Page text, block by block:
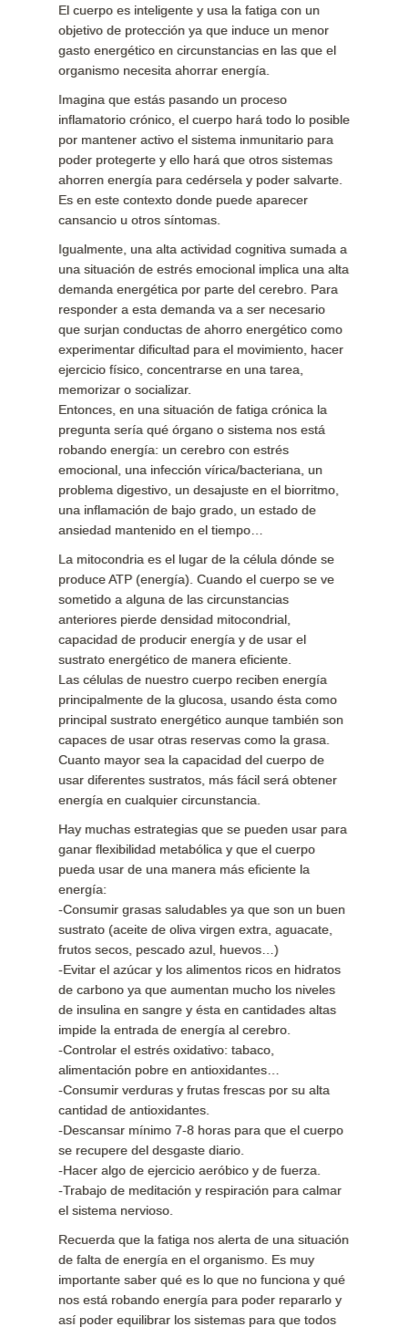
El cuerpo es inteligente y usa la fatiga con un
objetivo de protección ya que induce un menor
gasto energético en circunstancias en las que el
organismo necesita ahorrar energía.
Imagina que estás pasando un proceso
inflamatorio crónico, el cuerpo hará todo lo posible
por mantener activo el sistema inmunitario para
poder protegerte y ello hará que otros sistemas
ahorren energía para cedérsela y poder salvarte.
Es en este contexto donde puede aparecer
cansancio u otros síntomas.
Igualmente, una alta actividad cognitiva sumada a
una situación de estrés emocional implica una alta
demanda energética por parte del cerebro. Para
responder a esta demanda va a ser necesario
que surjan conductas de ahorro energético como
experimentar dificultad para el movimiento, hacer
ejercicio físico, concentrarse en una tarea,
memorizar o socializar.
Entonces, en una situación de fatiga crónica la
pregunta sería qué órgano o sistema nos está
robando energía: un cerebro con estrés
emocional, una infección vírica/bacteriana, un
problema digestivo, un desajuste en el biorritmo,
una inflamación de bajo grado, un estado de
ansiedad mantenido en el tiempo…
La mitocondria es el lugar de la célula dónde se
produce ATP (energía). Cuando el cuerpo se ve
sometido a alguna de las circunstancias
anteriores pierde densidad mitocondrial,
capacidad de producir energía y de usar el
sustrato energético de manera eficiente.
Las células de nuestro cuerpo reciben energía
principalmente de la glucosa, usando ésta como
principal sustrato energético aunque también son
capaces de usar otras reservas como la grasa.
Cuanto mayor sea la capacidad del cuerpo de
usar diferentes sustratos, más fácil será obtener
energía en cualquier circunstancia.
Hay muchas estrategias que se pueden usar para
ganar flexibilidad metabólica y que el cuerpo
pueda usar de una manera más eficiente la
energía:
-Consumir grasas saludables ya que son un buen
sustrato (aceite de oliva virgen extra, aguacate,
frutos secos, pescado azul, huevos…)
-Evitar el azúcar y los alimentos ricos en hidratos
de carbono ya que aumentan mucho los niveles
de insulina en sangre y ésta en cantidades altas
impide la entrada de energía al cerebro.
-Controlar el estrés oxidativo: tabaco,
alimentación pobre en antioxidantes…
-Consumir verduras y frutas frescas por su alta
cantidad de antioxidantes.
-Descansar mínimo 7-8 horas para que el cuerpo
se recupere del desgaste diario.
-Hacer algo de ejercicio aeróbico y de fuerza.
-Trabajo de meditación y respiración para calmar
el sistema nervioso.
Recuerda que la fatiga nos alerta de una situación
de falta de energía en el organismo. Es muy
importante saber qué es lo que no funciona y qué
nos está robando energía para poder repararlo y
así poder equilibrar los sistemas para que todos